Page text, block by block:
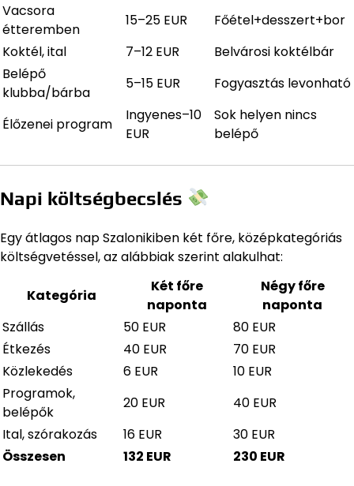
Vacsora
étteremben
15–25 EUR
Főétel+desszert+bor
Koktél, ital
7–12 EUR
Belvárosi koktélbár
Belépő
klubba/bárba
5–15 EUR Fogyasztás levonható
Élőzenei program
Ingyenes–10
EUR
Sok helyen nincs
belépő
Napi költségbecslés
Egy átlagos nap Szalonikiben két főre, középkategóriás
költségvetéssel, az alábbiak szerint alakulhat:
Kategória
Két főre
naponta
Négy főre
naponta
Szállás
50 EUR
80 EUR
Étkezés
40 EUR
70 EUR
Közlekedés
6 EUR
10 EUR
Programok,
belépők
20 EUR
40 EUR
Ital, szórakozás
16 EUR
30 EUR
Összesen
132 EUR 230 EUR